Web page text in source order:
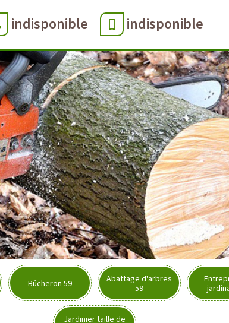
indisponible indisponible
Bûcheron 59
Abattage d'arbres
59
Jardinier taille de